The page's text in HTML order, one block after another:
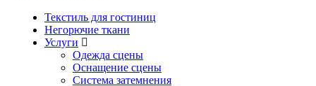
Текстиль для гостиниц
Негорючие ткани
Услуги
Одежда сцены
Оснащение сцены
Система затемнения